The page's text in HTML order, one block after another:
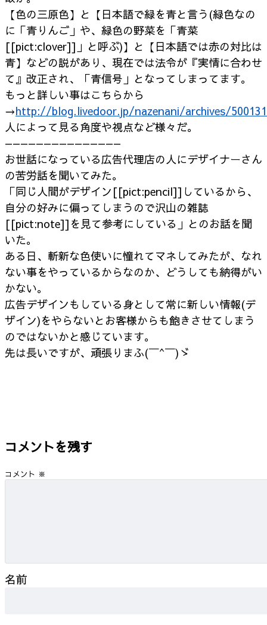
【色の三原色】と【日本語で緑を青と言う(緑色なの
に「青りんご」や、緑色の野菜を「青菜
[[pict:clover]]」と呼ぶ)】と【日本語では赤の対比は
青】などの説があり、現在では法令が『実情に合わせ
て』改正され、「青信号」となってしまってます。
もっと詳しい事はこちらから
→http://blog.livedoor.jp/nazenani/archives/
人によって見る角度や視点など様々だ。
———————————————
お世話になっている広告代理店の人にデザイナーさん
の苦労話を聞いてみた。
「同じ人間がデザイン[[pict:pencil]]しているから、
自分の好みに偏ってしまうので沢山の雑誌
[[pict:note]]を見て参考にしている」とのお話を聞
いた。
ある日、斬新な色使いに憧れてマネしてみたが、なれ
ない事をやっているからなのか、どうしても納得がい
かない。
広告デザインもしている身として常に新しい情報(デ
ザイン)をやらないとお客様からも飽きさせてしまう
のではないかと感じています。
先は長いですが、頑張りまふ(￣^￣)ゞ
コメントを残す
コメント ※
名前